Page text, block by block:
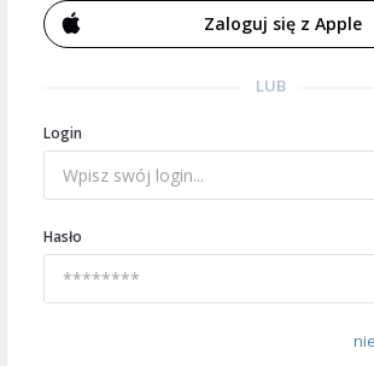
Zaloguj się z Apple
LUB
Login
Hasło